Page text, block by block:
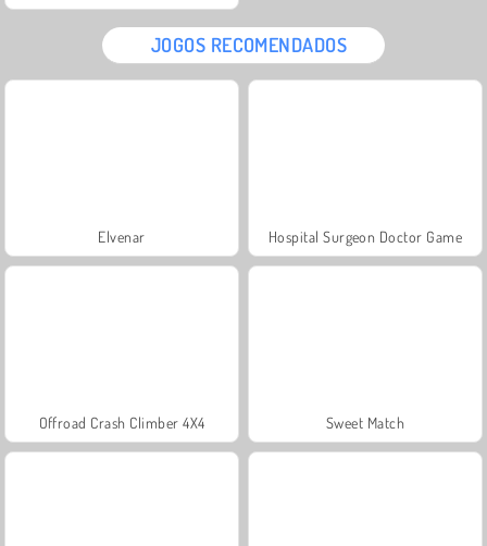
JOGOS RECOMENDADOS
Elvenar Hospital Surgeon Doctor Game
Offroad Crash Climber 4X4 Sweet Match